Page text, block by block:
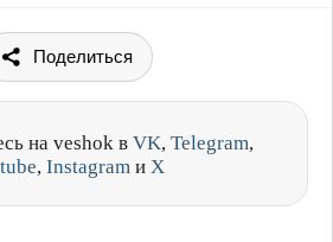
Поделиться
на veshok в VK, Telegram,
, Instagram и X